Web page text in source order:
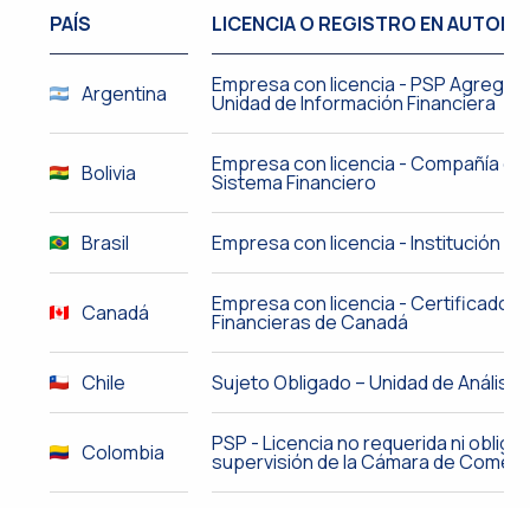
PAÍS LICENCIA O REGISTRO EN
Argentina Empresa con licencia - PSP
Unidad de Información Financiera
Bolivia Empresa con licencia - Compañía
Sistema Financiero
Brasil Empresa con licencia - Institución
Canadá Empresa con licencia - Certificado
Financieras de Canadá
Chile Sujeto Obligado – Unidad de Análisis
Colombia PSP - Licencia no requerida ni
supervisión de la Cámara de